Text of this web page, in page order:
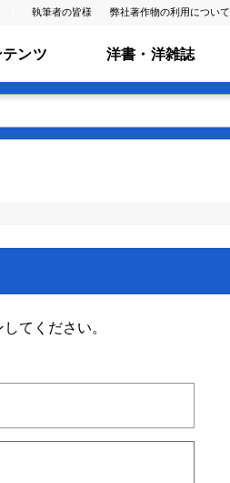
執筆者の皆様 弊社著作物の利用について
ンツ 洋書・洋雑誌
てください。